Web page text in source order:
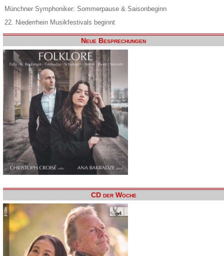
Münchner Symphoniker: Sommerpause & Saisonbeginn
22. Niederrhein Musikfestivals beginnt
Neue Besprechungen
CD der Woche